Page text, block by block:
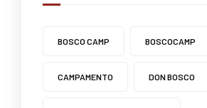
BOSCO CAMP BOSCOCAMP
CAMPAMENTO DON BOSCO